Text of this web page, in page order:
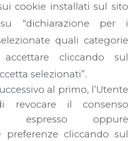
cookie installati sul sito
“dichiarazione per i
quali categorie
cliccando sul
selezionati”.
al primo, l’Utente
revocare il consenso
espresso oppure
preferenze cliccando sul